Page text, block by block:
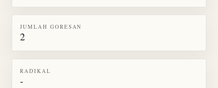
JUMLAH GORESAN
2
RADIKAL
-